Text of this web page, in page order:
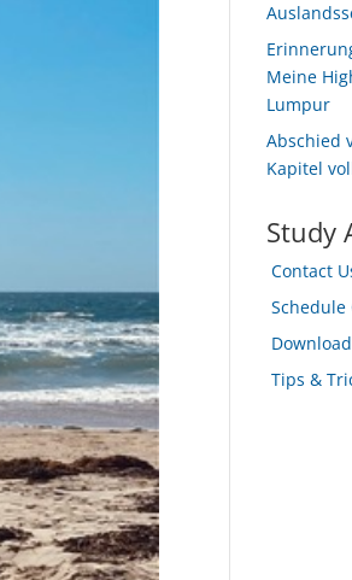
Meine
Lumpur
Abschied
Kapitel
Study
Contact
Schedule
Tips &